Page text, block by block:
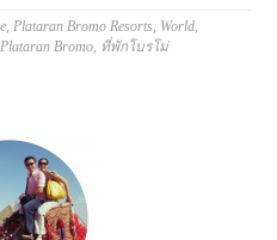
Plataran Bromo Resorts World
Plataran Bromo, ที่พักโบรโม่